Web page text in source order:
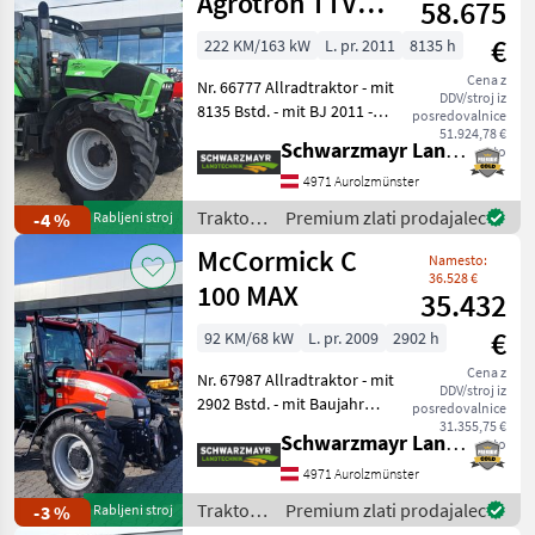
-4 % Rabljeni stroj
630
58.675
€
Cena z
DDV/stroj iz
posredovalnice
51.924,78 €
neto
222 KM/163 kW L. pr. 2011
8135 h
Nr. 66777 Allradtraktor - mit
8135 Bstd. - mit BJ 2011 -
540/540E/1000/1000E - mit
5 DW Hecksteuergeräten
und 2 DW
Mittensteuergeräte - mit
Schwarzmayr Landtechnik GmbH - Aurolzmünster
4971 Aurolzmünster
Traktor /
Deutz
Fahr
Premium zlati prodajalec
-3 % Rabljeni stroj
McCormick C
100 MAX
Namesto:
36.528 €
35.432
€
Cena z
DDV/stroj iz
posredovalnice
31.355,75 €
neto
92 KM/68 kW L. pr. 2009
2902 h
Nr. 67987 Allradtraktor - mit
2902 Bstd. - mit Baujahr
05.02.2009 - mit 92 PS 4, 5 l
Hubraum Perkins Motor -
mit 24/12 Getriebe - mi
Schwarzmayr Landtechnik GmbH - Aurolzmünster
4971 Aurolzmünster
Traktor /
Premium zlati prodajalec